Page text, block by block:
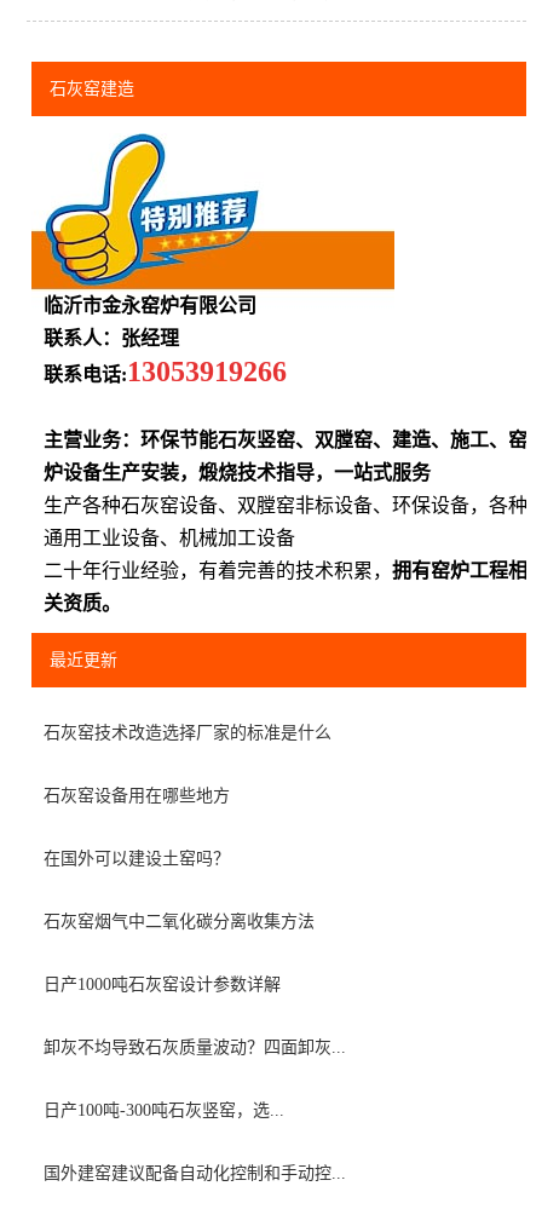
石灰窑建造
临沂市金永窑炉有限公司
联系人：张经理
联系电话:13053919266
主营业务：环保节能石灰竖窑、双膛窑、建造、施工、窑
炉设备生产安装，煅烧技术指导，一站式服务
生产各种石灰窑设备、双膛窑非标设备、环保设备，各种
通用工业设备、机械加工设备
二十年行业经验，有着完善的技术积累，拥有窑炉工程相
关资质。
最近更新
石灰窑技术改造选择厂家的标准是什么
石灰窑设备用在哪些地方
在国外可以建设土窑吗？
石灰窑烟气中二氧化碳分离收集方法
日产1000吨石灰窑设计参数详解
卸灰不均导致石灰质量波动？四面卸灰...
日产100吨-300吨石灰竖窑，选...
国外建窑建议配备自动化控制和手动控...